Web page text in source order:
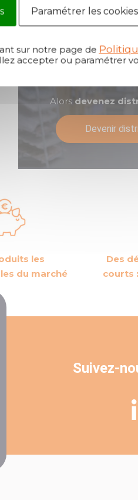
Devenez
Vous êtes
renommée, ultra
Alors devenez
Devenir
les
du marché
Des
courts
Suivez-
Paramétrer les cookies
sur notre page de
accepter ou paramétrer